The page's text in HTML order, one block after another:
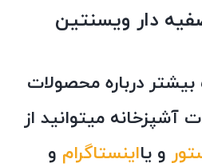
دار ویسنتین
درباره محصولات
میتوانید از
و یااینستاگرام و